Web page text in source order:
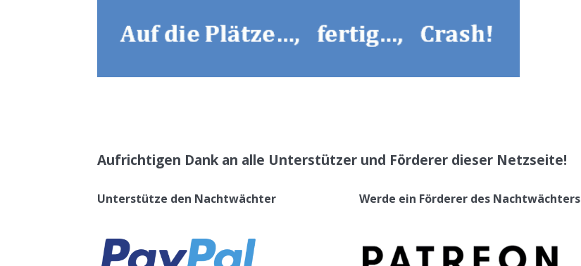
Aufrichtigen Dank an alle Unterstützer und Förderer dieser Netzseite!
Unterstütze den Nachtwächter Werde ein Förderer des Nachtwächters